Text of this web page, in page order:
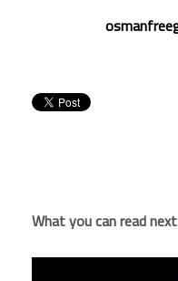
What you can read next